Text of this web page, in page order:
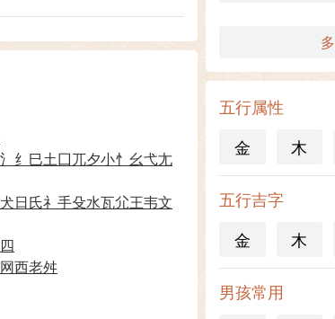
氵 纟 巳土囗兀夕小忄 幺弋尢
犬日氏礻 手殳水瓦尣王韦文
四
网西老舛
五行属性
金
木
五行吉字
金
木
男孩常用